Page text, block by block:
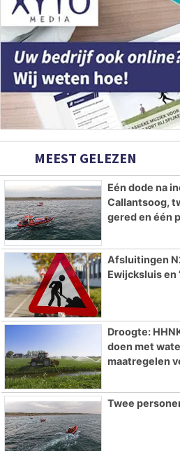
MEEST GELEZEN
Eén dode na
Callantsoog,
gered en één
Afsluitingen
Ewijcksluis en
Droogte:
doen met
maatregelen
Twee